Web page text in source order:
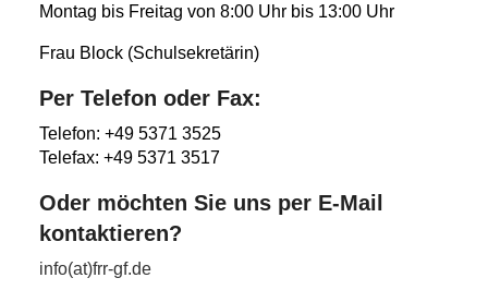
Montag bis Freitag von 8:00 Uhr bis 13:00 Uhr
Frau Block (Schulsekretärin)
Per Telefon oder Fax:
Telefon: +49 5371 3525
Telefax: +49 5371 3517
Oder möchten Sie uns per E-Mail
kontaktieren?
info(at)frr-gf.de